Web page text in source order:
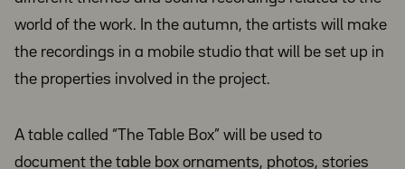
world of the work. In the autumn, the artists will make
the recordings in a mobile studio that will be set up in
the properties involved in the project.
A table called “The Table Box” will be used to
document the table box ornaments, photos, stories